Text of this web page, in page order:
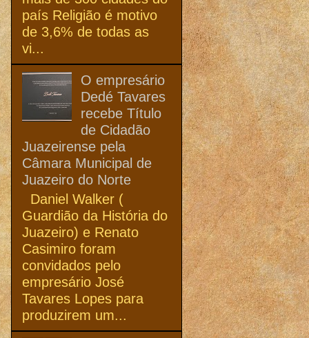
país Religião é motivo
de 3,6% de todas as
vi...
O empresário
Dedé Tavares
recebe Título
de Cidadão
Juazeirense pela
Câmara Municipal de
Juazeiro do Norte
Daniel Walker (
Guardião da História do
Juazeiro) e Renato
Casimiro foram
convidados pelo
empresário José
Tavares Lopes para
produzirem um...